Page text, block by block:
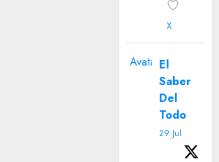
X
Avatar El
Saber
Del
Todo
29 Jul